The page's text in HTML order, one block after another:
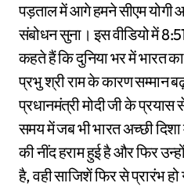
पड़ताल में आगे हमने सीएम योगी
संबोधन सुना। इस वीडियो में
कहते हैं कि दुनिया भर में भारत
प्रभु श्री राम के कारण सम्मान
प्रधानमंत्री मोदी जी के प्रयास
समय में जब भी भारत अच्छी दिशा
की नींद हराम हुई है और फिर
है, वही साजिशें फिर से प्रारंभ हो